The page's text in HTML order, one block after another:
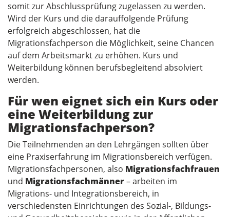
somit zur Abschlussprüfung zugelassen zu werden.
Wird der Kurs und die darauffolgende Prüfung
erfolgreich abgeschlossen, hat die
Migrationsfachperson die Möglichkeit, seine Chancen
auf dem Arbeitsmarkt zu erhöhen. Kurs und
Weiterbildung können berufsbegleitend absolviert
werden.
Für wen eignet sich ein Kurs oder
eine Weiterbildung zur
Migrationsfachperson?
Die Teilnehmenden an den Lehrgängen sollten über
eine Praxiserfahrung im Migrationsbereich verfügen.
Migrationsfachpersonen, also Migrationsfachfrauen
und Migrationsfachmänner– arbeiten im
Migrations- und Integrationsbereich, in
verschiedensten Einrichtungen des Sozial-, Bildungs-